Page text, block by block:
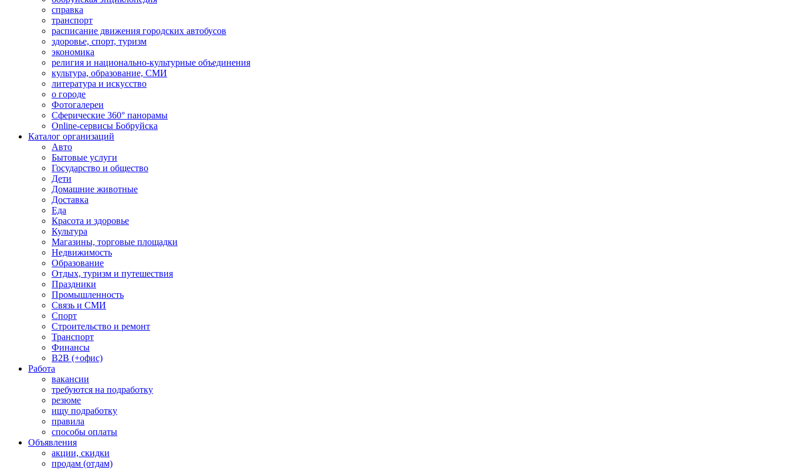
справка
транспорт
расписание движения городских автобусов
здоровье, спорт, туризм
экономика
религия и национально-культурные объединения
культура, образование, СМИ
литература и искусство
о городе
Фотогалереи
Сферические 360° панорамы
Online-сервисы Бобруйска
Каталог организаций
Авто
Бытовые услуги
Государство и общество
Дети
Домашние животные
Доставка
Еда
Красота и здоровье
Культура
Магазины, торговые площадки
Недвижимость
Образование
Отдых, туризм и путешествия
Праздники
Промышленность
Связь и СМИ
Спорт
Строительство и ремонт
Транспорт
Финансы
B2B (+офис)
Работа
вакансии
требуются на подработку
резюме
ищу подработку
правила
способы оплаты
Объявления
акции, скидки
продам (отдам)